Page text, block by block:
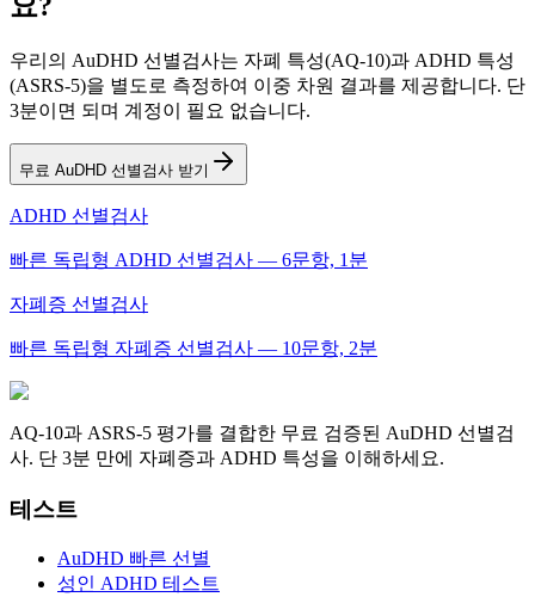
우리의 AuDHD 선별검사는 자폐 특성(AQ-10)과 ADHD 특성
(ASRS-5)을 별도로 측정하여 이중 차원 결과를 제공합니다. 단
3분이면 되며 계정이 필요 없습니다.
무료 AuDHD 선별검사 받기
ADHD 선별검사
빠른 독립형 ADHD 선별검사 — 6문항, 1분
자폐증 선별검사
빠른 독립형 자폐증 선별검사 — 10문항, 2분
AQ-10과 ASRS-5 평가를 결합한 무료 검증된 AuDHD 선별검
사. 단 3분 만에 자폐증과 ADHD 특성을 이해하세요.
테스트
AuDHD 빠른 선별
성인 ADHD 테스트